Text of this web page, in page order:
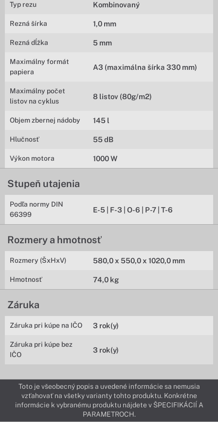
Typ rezu Kombinovaný
Rezná šírka 1,0 mm
Rezná dĺžka 5 mm
Maximálny formát
papiera
A3 (maximálna šírka 330 mm)
Maximálny počet
listov na cyklus
8 listov (80g/m2)
Objem zbernej nádoby 145 l
Hlučnosť 55 dB
Výkon motora 1000 W
Stupeň utajenia
Podľa normy DIN
66399
E-5 | F-3 | O-6 | P-7 | T-6
Rozmery a hmotnosť
Rozmery (ŠxHxV) 580,0 x 550,0 x 1020,0 mm
Hmotnosť 74,0 kg
Záruka
Záruka pri kúpe na IČO 3 rok(y)
Záruka pri kúpe bez
IČO
3 rok(y)
Toto je všeobecný popis a uvedené informácie sa nemusia
vzťahovať na všetky varianty tohto produktu. Konkrétne
informácie k vybranému produktu nájdete v ŠPECIFIKÁCIÍ A
PARAMETROCH.